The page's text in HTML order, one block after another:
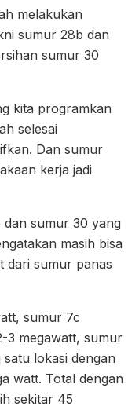
melakukan
sumur 28b dan
sumur 30
kita programkan
selesai
Dan sumur
kerja jadi
sumur 30 yang
masih bisa
dari sumur panas
sumur 7c
3 megawatt, sumur
lokasi dengan
watt. Total dengan
sekitar 45